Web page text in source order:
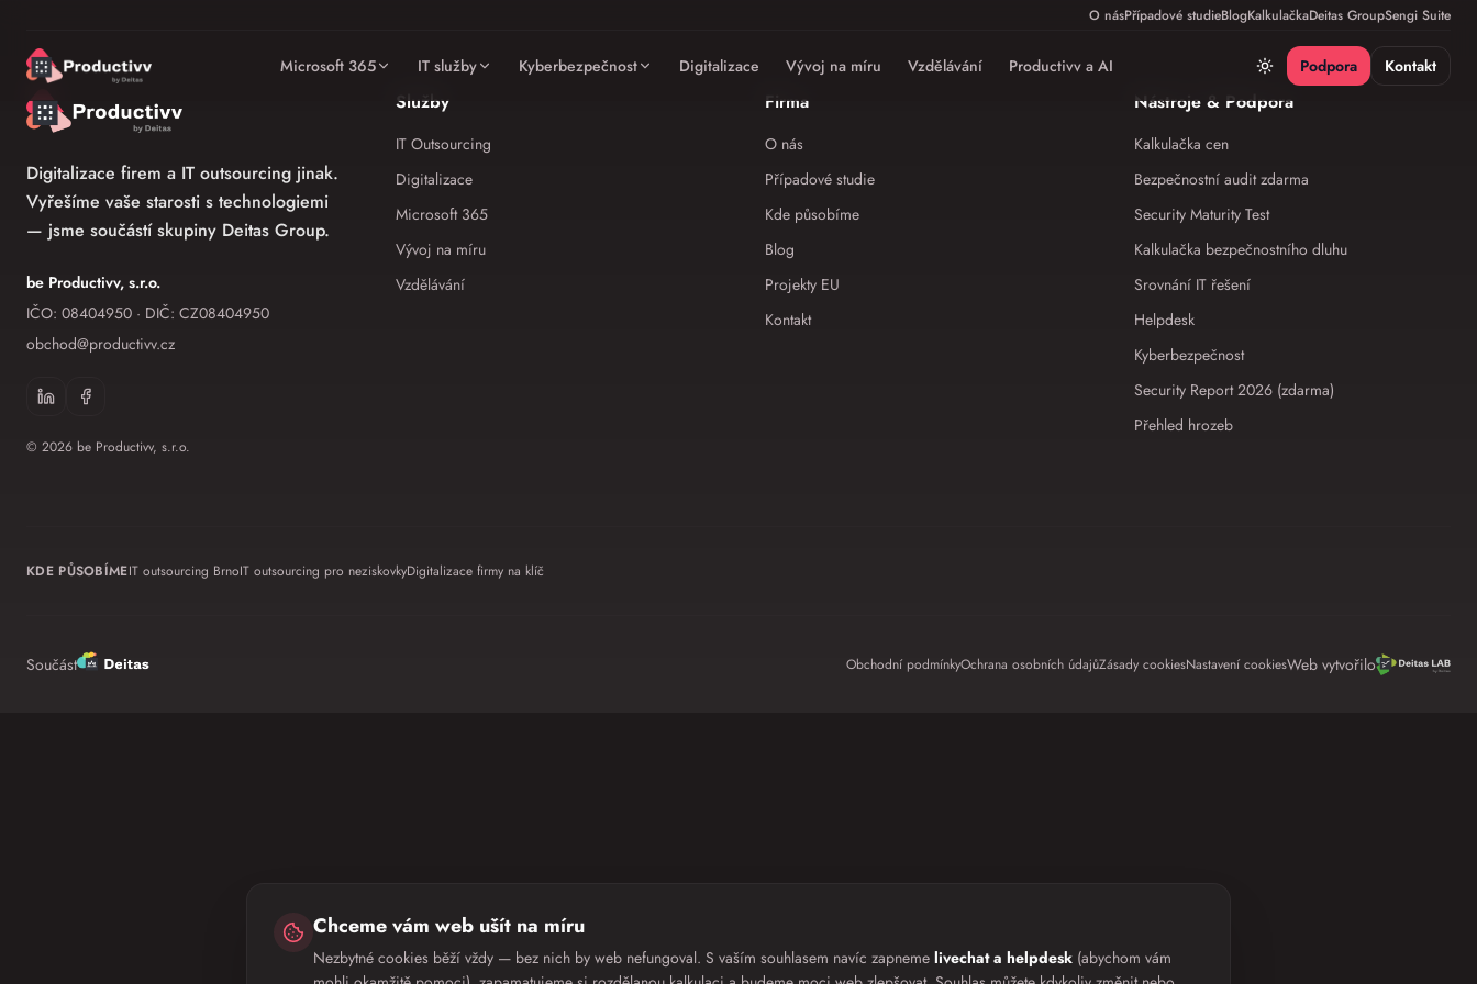
O násPřípadové studieBlogKalkulačkaDeitas GroupSengi Suite
Microsoft 365 IT služby Kyberbezpečnost Digitalizace Vývoj na míru Vzdělávání Productivv a AI Podpora Kontakt
Digitalizace firem a IT outsourcing jinak.
Vyřešíme vaše starosti s technologiemi
— jsme součástí skupiny Deitas Group.
be Productivv, s.r.o.
IČO: 08404950 · DIČ: CZ08404950
obchod@productivv.cz
© 2026 be Productivv, s.r.o.
Služby
IT Outsourcing
Digitalizace
Microsoft 365
Vývoj na míru
Vzdělávání
Firma
O nás
Případové studie
Kde působíme
Blog
Projekty EU
Kontakt
Nástroje & Podpora
Kalkulačka cen
Bezpečnostní audit zdarma
Security Maturity Test
Kalkulačka bezpečnostního dluhu
Srovnání IT řešení
Helpdesk
Kyberbezpečnost
Security Report 2026 (zdarma)
Přehled hrozeb
KDE PŮSOBÍMEIT outsourcing BrnoIT outsourcing pro neziskovkyDigitalizace firmy na klíč
Součást Obchodní podmínkyOchrana osobních údajůZásady cookiesNastavení cookiesWeb vytvořilo
Chceme vám web ušít na míru
Nezbytné cookies běží vždy — bez nich by web nefungoval. S vaším souhlasem navíc zapneme livechat a helpdesk (abychom vám